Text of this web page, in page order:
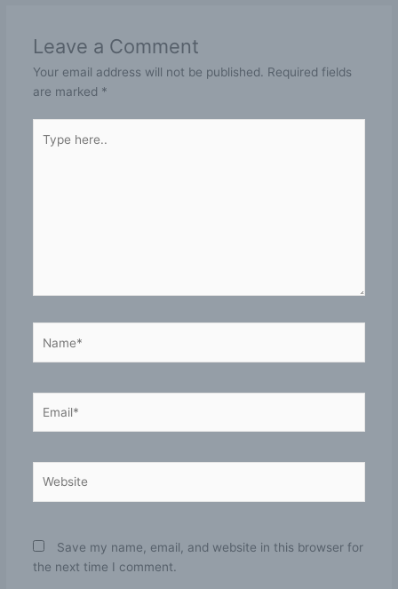
Leave a Comment
Your email address will not be published. Required fields
are marked *
here..
Save my name, email, and website in this browser for
the next time I comment.